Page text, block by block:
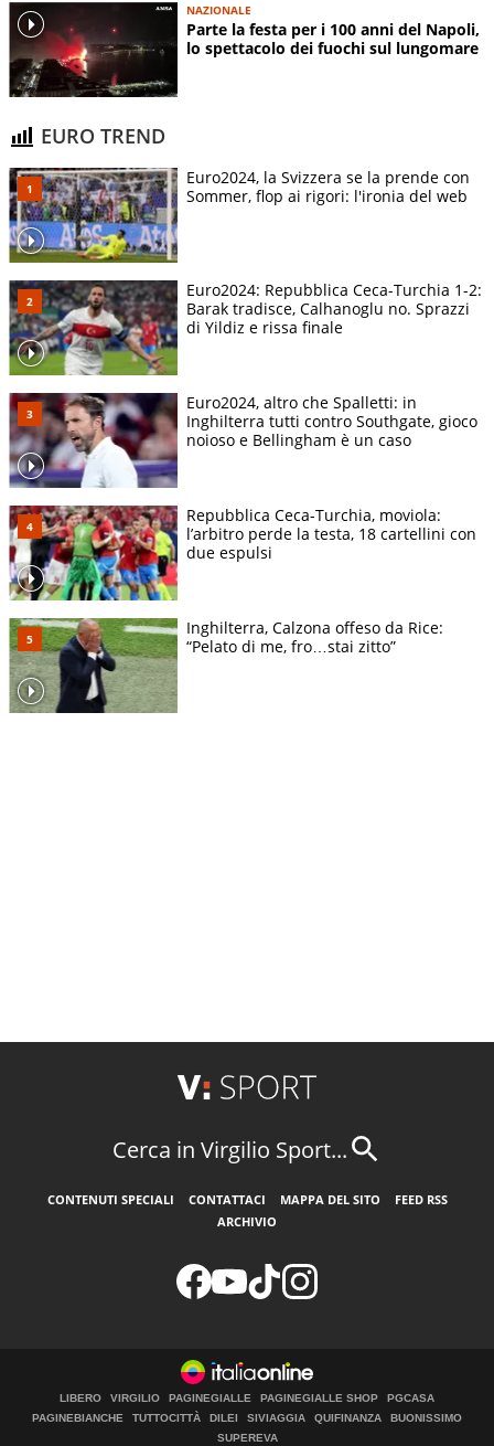
NAZIONALE
Parte la festa per i 100 anni del Napoli,
lo spettacolo dei fuochi sul lungomare
EURO TREND
Euro2024, la Svizzera se la prende con
Sommer, flop ai rigori: l'ironia del web
Euro2024: Repubblica Ceca-Turchia 1-2:
Barak tradisce, Calhanoglu no. Sprazzi
di Yildiz e rissa finale
Euro2024, altro che Spalletti: in
Inghilterra tutti contro Southgate, gioco
noioso e Bellingham è un caso
Repubblica Ceca-Turchia, moviola:
l’arbitro perde la testa, 18 cartellini con
due espulsi
Inghilterra, Calzona offeso da Rice:
“Pelato di me, fro…stai zitto”
Cerca in Virgilio Sport...
CONTENUTI SPECIALI CONTATTACI MAPPA DEL SITO
FEED RSS
ARCHIVIO
LIBERO VIRGILIO PAGINEGIALLE PAGINEGIALLE SHOP
PGCASA
PAGINEBIANCHE
TUTTOCITTÀ DILEI SIVIAGGIA QUIFINANZA
BUONISSIMO
SUPEREVA